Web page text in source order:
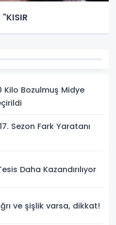
Habibe Aydın yazdı "KISIR
Kilo Bozulmuş Midye
Sezon Fark Yaratanı
Daha Kazandırılıyor
ve şişlik varsa, dikkat!